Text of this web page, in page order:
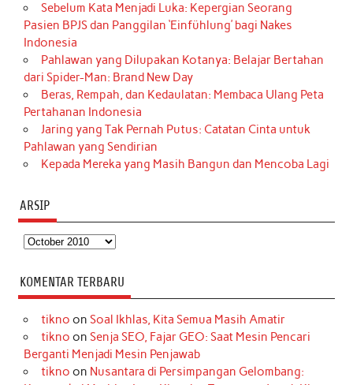
Sebelum Kata Menjadi Luka: Kepergian Seorang
Pasien BPJS dan Panggilan ‘Einfühlung’ bagi Nakes
Indonesia
Pahlawan yang Dilupakan Kotanya: Belajar Bertahan
dari Spider-Man: Brand New Day
Beras, Rempah, dan Kedaulatan: Membaca Ulang Peta
Pertahanan Indonesia
Jaring yang Tak Pernah Putus: Catatan Cinta untuk
Pahlawan yang Sendirian
Kepada Mereka yang Masih Bangun dan Mencoba Lagi
ARSIP
Arsip
KOMENTAR TERBARU
tikno on Soal Ikhlas, Kita Semua Masih Amatir
tikno on Senja SEO, Fajar GEO: Saat Mesin Pencari
Berganti Menjadi Mesin Penjawab
tikno on Nusantara di Persimpangan Gelombang: